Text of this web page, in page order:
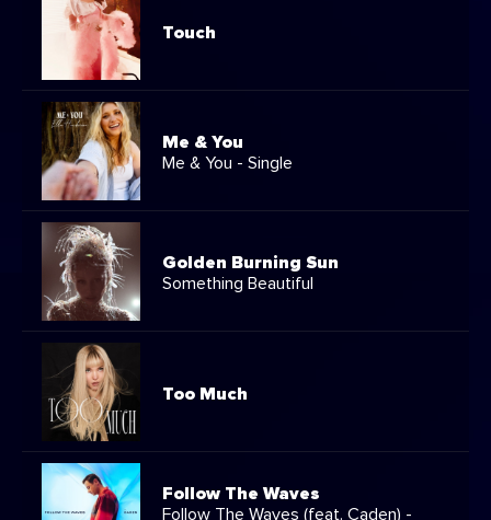
Touch
Me & You
Me & You - Single
Golden Burning Sun
Something Beautiful
Too Much
Follow The Waves
Follow The Waves (feat. Caden) -